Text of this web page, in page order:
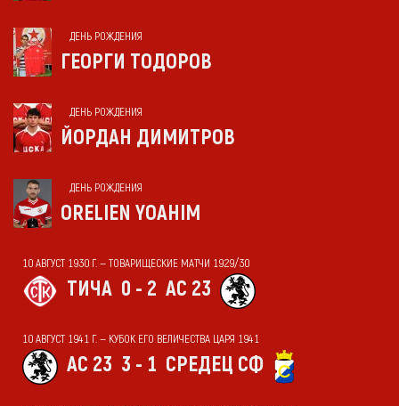
ДЕНЬ РОЖДЕНИЯ
ГЕОРГИ ТОДОРОВ
ДЕНЬ РОЖДЕНИЯ
ЙОРДАН ДИМИТРОВ
ДЕНЬ РОЖДЕНИЯ
ORELIEN YOAHIM
10 АВГУСТ 1930 Г. — ТОВАРИЩЕСКИЕ МАТЧИ 1929/30
ТИЧА 0 - 2 АС 23
10 АВГУСТ 1941 Г. — КУБОК ЕГО ВЕЛИЧЕСТВА ЦАРЯ 1941
АС 23 3 - 1 СРЕДЕЦ СФ